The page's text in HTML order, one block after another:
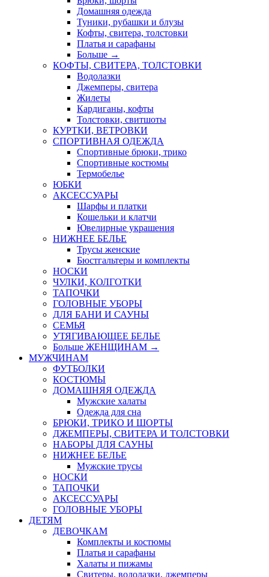
Домашняя одежда
Туники, рубашки и блузы
Кофты, свитера, толстовки
Платья и сарафаны
Больше →
КОФТЫ, СВИТЕРА, ТОЛСТОВКИ
Водолазки
Джемперы, свитера
Жилеты
Кардиганы, кофты
Толстовки, свитшоты
КУРТКИ, ВЕТРОВКИ
СПОРТИВНАЯ ОДЕЖДА
Спортивные брюки, трико
Спортивные костюмы
Термобелье
ЮБКИ
AКСЕССУАРЫ
Шарфы и платки
Кошельки и клатчи
Ювелирные украшения
НИЖНЕЕ БЕЛЬЕ
Трусы женские
Бюстгальтеры и комплекты
НОСКИ
ЧУЛКИ, КОЛГОТКИ
ТАПОЧКИ
ГОЛОВНЫЕ УБОРЫ
ДЛЯ БАНИ И САУНЫ
СЕМЬЯ
УТЯГИВАЮЩЕЕ БЕЛЬЕ
Больше ЖЕНЩИНАМ →
МУЖЧИНАМ
ФУТБОЛКИ
КОСТЮМЫ
ДОМАШНЯЯ ОДЕЖДА
Мужские халаты
Одежда для сна
БРЮКИ, ТРИКО И ШОРТЫ
ДЖЕМПЕРЫ, СВИТЕРА И ТОЛСТОВКИ
НАБОРЫ ДЛЯ САУНЫ
НИЖНЕЕ БЕЛЬЕ
Мужские трусы
НОСКИ
ТАПОЧКИ
АКСЕССУАРЫ
ГОЛОВНЫЕ УБОРЫ
ДЕТЯМ
ДЕВОЧКАМ
Комплекты и костюмы
Платья и сарафаны
Халаты и пижамы
Свитеры, водолазки, джемперы